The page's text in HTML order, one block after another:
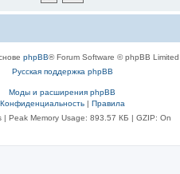
phpBB® Forum Software © phpBB Limited
Русская поддержка phpBB
Моды и расширения phpBB
Конфиденциальность| Правила
| Peak Memory Usage: 893.57 КБ | GZIP: On